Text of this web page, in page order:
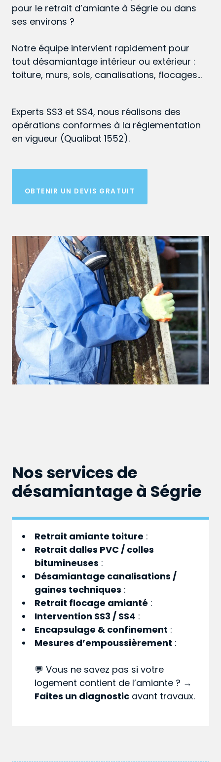
pour le retrait d’amiante à Ségrie ou dans
ses environs ?
Notre équipe intervient rapidement pour
tout désamiantage intérieur ou extérieur :
toiture, murs, sols, canalisations, flocages…
Experts SS3 et SS4, nous réalisons des
opérations conformes à la réglementation
en vigueur (Qualibat 1552).
OBTENIR UN DEVIS GRATUIT
Nos services de
désamiantage à Ségrie
Retrait amiante toiture :
Retrait dalles PVC / colles
bitumineuses :
Désamiantage canalisations /
gaines techniques :
Retrait flocage amianté :
Intervention SS3 / SS4 :
Encapsulage & confinement :
Mesures d’empoussièrement :
💬 Vous ne savez pas si votre
logement contient de l’amiante ? →
Faites un diagnostic avant travaux.